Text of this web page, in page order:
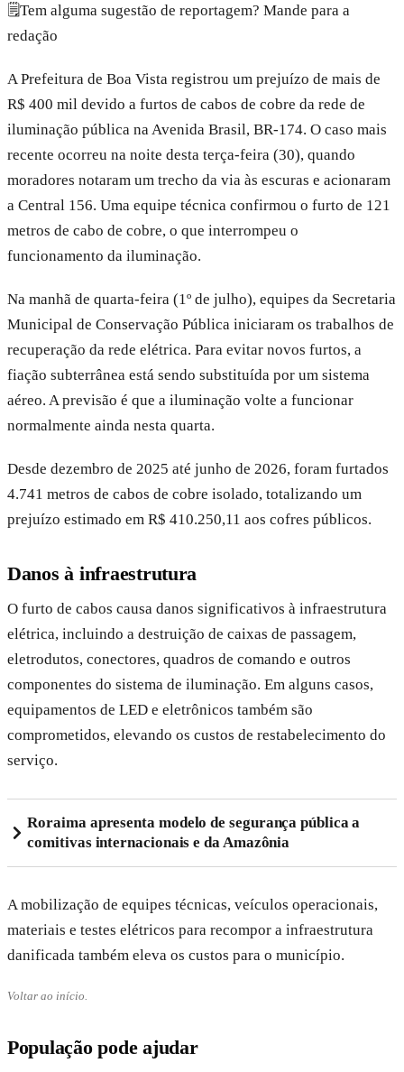
🗒️Tem alguma sugestão de reportagem? Mande para a
redação
A Prefeitura de Boa Vista registrou um prejuízo de mais de
R$ 400 mil devido a furtos de cabos de cobre da rede de
iluminação pública na Avenida Brasil, BR-174. O caso mais
recente ocorreu na noite desta terça-feira (30), quando
moradores notaram um trecho da via às escuras e acionaram
a Central 156. Uma equipe técnica confirmou o furto de 121
metros de cabo de cobre, o que interrompeu o
funcionamento da iluminação.
Na manhã de quarta-feira (1º de julho), equipes da Secretaria
Municipal de Conservação Pública iniciaram os trabalhos de
recuperação da rede elétrica. Para evitar novos furtos, a
fiação subterrânea está sendo substituída por um sistema
aéreo. A previsão é que a iluminação volte a funcionar
normalmente ainda nesta quarta.
Desde dezembro de 2025 até junho de 2026, foram furtados
4.741 metros de cabos de cobre isolado, totalizando um
prejuízo estimado em R$ 410.250,11 aos cofres públicos.
Danos à infraestrutura
O furto de cabos causa danos significativos à infraestrutura
elétrica, incluindo a destruição de caixas de passagem,
eletrodutos, conectores, quadros de comando e outros
componentes do sistema de iluminação. Em alguns casos,
equipamentos de LED e eletrônicos também são
comprometidos, elevando os custos de restabelecimento do
serviço.
Roraima apresenta modelo de segurança pública a
comitivas internacionais e da Amazônia
A mobilização de equipes técnicas, veículos operacionais,
materiais e testes elétricos para recompor a infraestrutura
danificada também eleva os custos para o município.
Voltar ao início.
População pode ajudar